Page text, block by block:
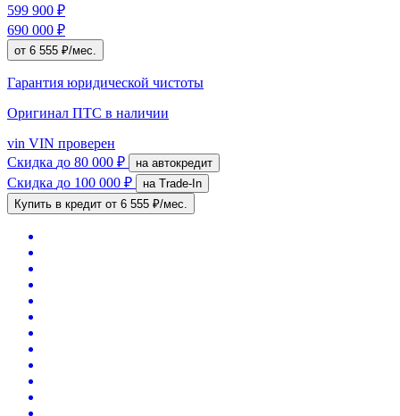
599 900 ₽
690 000 ₽
от 6 555 ₽/мес.
Гарантия юридической чистоты
Оригинал ПТС в наличии
vin VIN проверен
Скидка до 80 000 ₽ на автокредит
Скидка до 100 000 ₽
на Trade-In
Купить в кредит от 6 555 ₽/мес.